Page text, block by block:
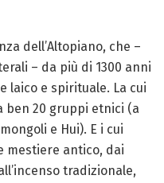
dell’Altopiano, che –
– da più di 1300 anni
laico e spirituale. La cui
20 gruppi etnici (a
e Hui). E i cui
mestiere antico, dai
tradizionale,